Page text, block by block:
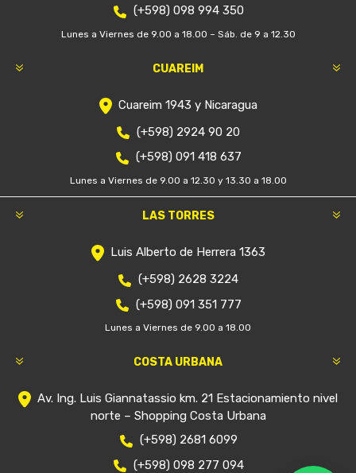
(+598) 098 994 350
Lunes a Viernes de 9.00 a 18.00 – Sáb. de 9 a 12.30
CUAREIM
Cuareim 1943 y Nicaragua
(+598) 2924 90 20
(+598) 091 418 637
Lunes a Viernes de 9.00 a 12.30 y 13.30 a 18.00
LAS TORRES
Luis Alberto de Herrera 1363
(+598) 2628 3224
(+598) 091 351 777
Lunes a Viernes de 9.00 a 18.00
COSTA URBANA
Av. Ing. Luis Giannatassio km. 21 Estacionamiento nivel
norte – Shopping Costa Urbana
(+598) 2681 6099
(+598) 098 277 094